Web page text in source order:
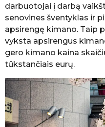
darbuotojai į darbą
senovines šventyklas ir
apsirengę kimano. Taip
vyksta apsirengus
gero kimano kaina
tūkstančiais eurų.